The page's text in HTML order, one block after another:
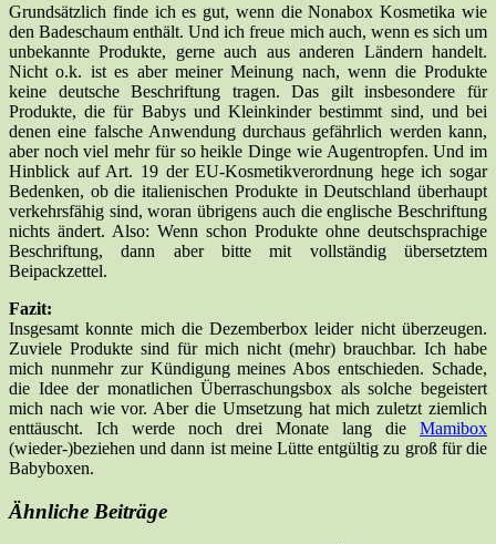
Grundsätzlich finde ich es gut, wenn die Nonabox Kosmetika wie
den Badeschaum enthält. Und ich freue mich auch, wenn es sich um
unbekannte Produkte, gerne auch aus anderen Ländern handelt.
Nicht o.k. ist es aber meiner Meinung nach, wenn die Produkte
keine deutsche Beschriftung tragen. Das gilt insbesondere für
Produkte, die für Babys und Kleinkinder bestimmt sind, und bei
denen eine falsche Anwendung durchaus gefährlich werden kann,
aber noch viel mehr für so heikle Dinge wie Augentropfen. Und im
Hinblick auf Art. 19 der EU-Kosmetikverordnung hege ich sogar
Bedenken, ob die italienischen Produkte in Deutschland überhaupt
verkehrsfähig sind, woran übrigens auch die englische Beschriftung
nichts ändert. Also: Wenn schon Produkte ohne deutschsprachige
Beschriftung, dann aber bitte mit vollständig übersetztem
Beipackzettel.
Fazit:
Insgesamt konnte mich die Dezemberbox leider nicht überzeugen.
Zuviele Produkte sind für mich nicht (mehr) brauchbar. Ich habe
mich nunmehr zur Kündigung meines Abos entschieden. Schade,
die Idee der monatlichen Überraschungsbox als solche begeistert
mich nach wie vor. Aber die Umsetzung hat mich zuletzt ziemlich
enttäuscht. Ich werde noch drei Monate lang die Mamibox
(wieder-)beziehen und dann ist meine Lütte entgültig zu groß für die
Babyboxen.
Ähnliche Beiträge